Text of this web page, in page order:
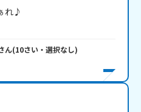
れ♪
ん(10さい・ 選択なし)